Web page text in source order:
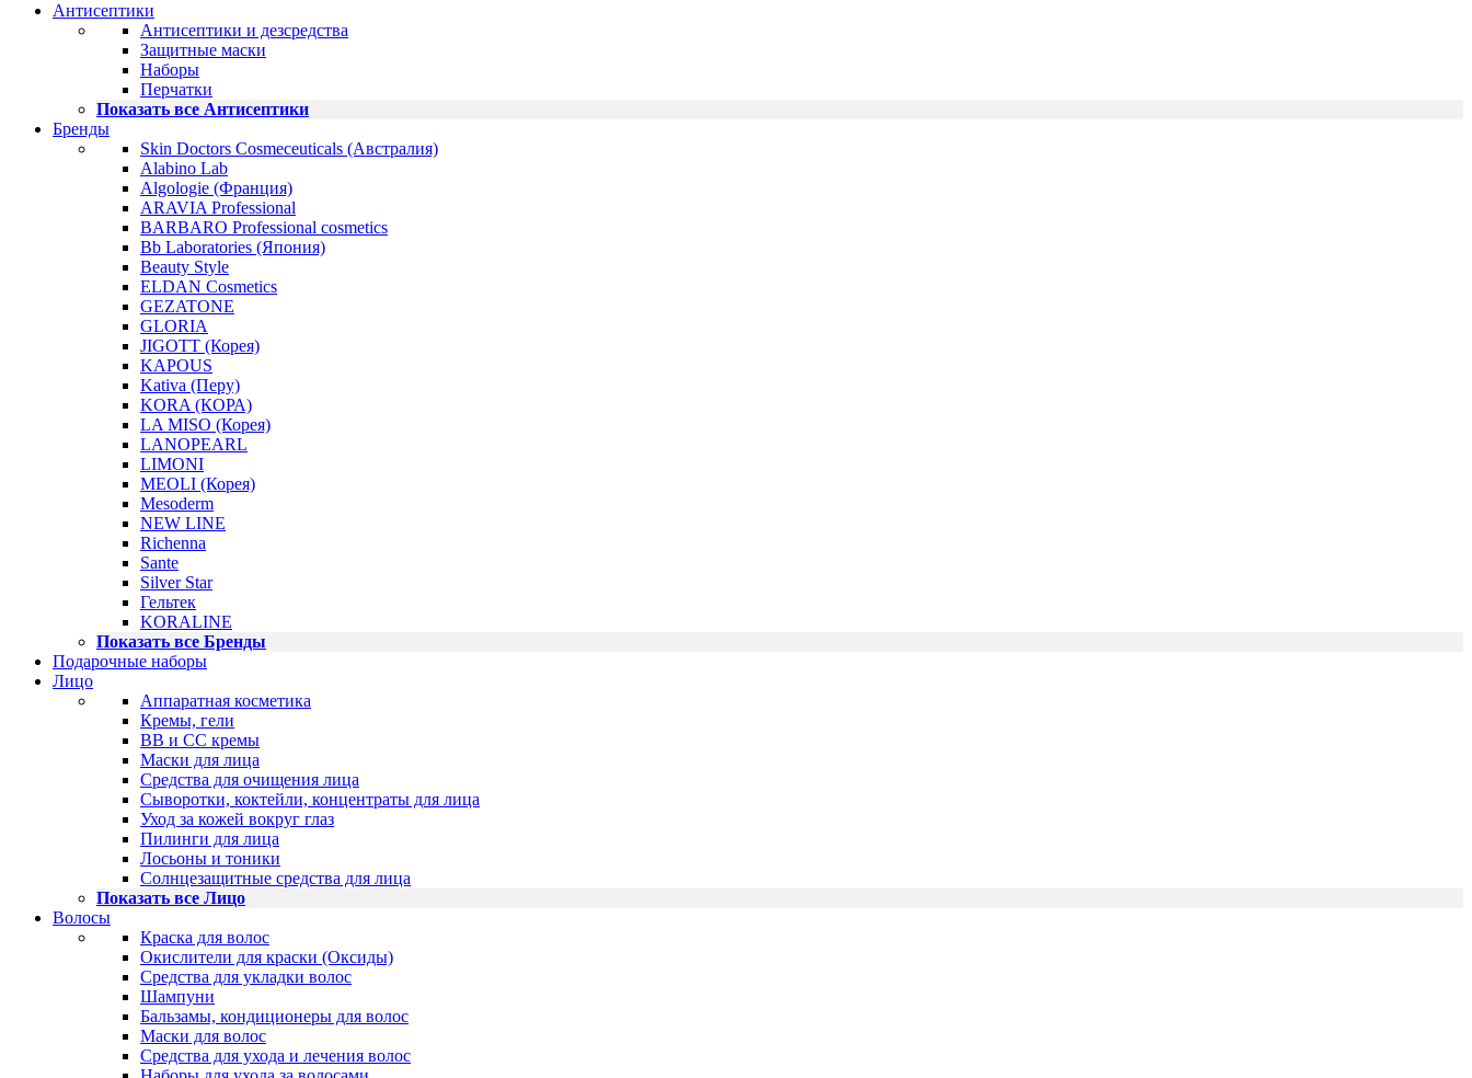
Антисептики
Антисептики и дезсредства
Защитные маски
Наборы
Перчатки
Показать все Антисептики
Бренды
Skin Doctors Cosmeceuticals (Австралия)
Alabino Lab
Algologie (Франция)
ARAVIA Professional
BARBARO Professional cosmetics
Bb Laboratories (Япония)
Beauty Style
ELDAN Cosmetics
GEZATONE
GLORIA
JIGOTT (Корея)
KAPOUS
Kativa (Перу)
KORA (КОРА)
LA MISO (Корея)
LANOPEARL
LIMONI
MEOLI (Корея)
Mesoderm
NEW LINE
Richenna
Sante
Silver Star
Гельтек
KORALINE
Показать все Бренды
Подарочные наборы
Лицо
Аппаратная косметика
Кремы, гели
BB и CC кремы
Маски для лица
Средства для очищения лица
Сыворотки, коктейли, концентраты для лица
Уход за кожей вокруг глаз
Пилинги для лица
Лосьоны и тоники
Солнцезащитные средства для лица
Показать все Лицо
Волосы
Краска для волос
Окислители для краски (Оксиды)
Средства для укладки волос
Шампуни
Бальзамы, кондиционеры для волос
Маски для волос
Средства для ухода и лечения волос